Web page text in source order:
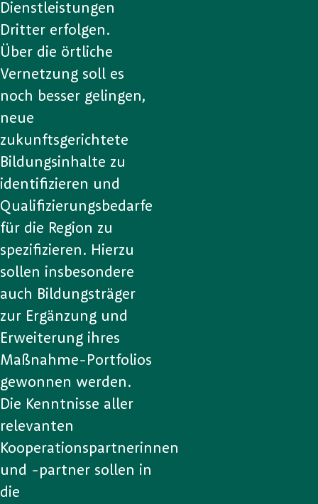
Dienstleistungen
Dritter erfolgen.
Über die örtliche
Vernetzung soll es
noch besser gelingen,
neue
zukunftsgerichtete
Bildungsinhalte zu
identifizieren und
Qualifizierungsbedarfe
für die Region zu
spezifizieren. Hierzu
sollen insbesondere
auch Bildungsträger
zur Ergänzung und
Erweiterung ihres
Maßnahme-Portfolios
gewonnen werden.
Die Kenntnisse aller
relevanten
Kooperationspartnerinnen
und -partner sollen in
die